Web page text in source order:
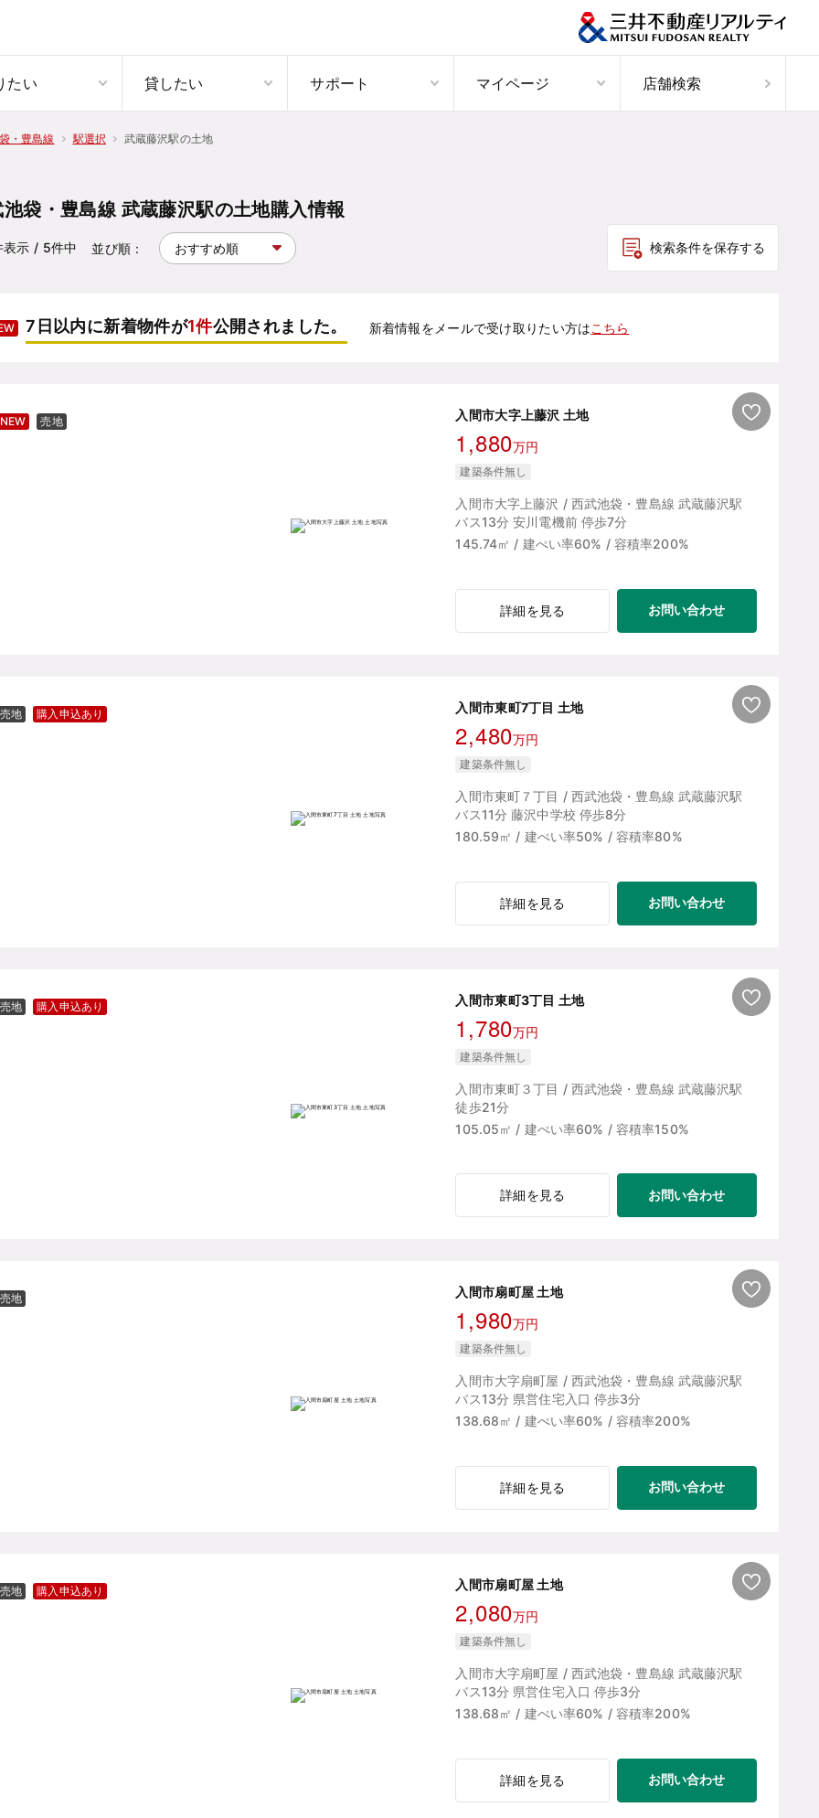
たい 貸したい サポート マイページ 店舗検索
・豊島線 駅選択 武蔵藤沢駅の土地
袋・豊島線 武蔵藤沢駅の土地購入情報
表示 / 5件中 並び順： 検索条件を保存する
7日以内に新着物件が1件公開されました。 新着情報をメールで受け取りたい方はこちら
NEW 売地 入間市大字上藤沢 土地
1,880万円
建築条件無し
入間市大字上藤沢 / 西武池袋・豊島線 武蔵藤沢駅
バス13分 安川電機前 停歩7分
145.74㎡ / 建ぺい率60% / 容積率200%
詳細を見る お問い合わせ
売地 購入申込あり 入間市東町7丁目 土地
2,480万円
建築条件無し
入間市東町７丁目 / 西武池袋・豊島線 武蔵藤沢駅
バス11分 藤沢中学校 停歩8分
180.59㎡ / 建ぺい率50% / 容積率80%
詳細を見る お問い合わせ
売地 購入申込あり 入間市東町3丁目 土地
1,780万円
建築条件無し
入間市東町３丁目 / 西武池袋・豊島線 武蔵藤沢駅
徒歩21分
105.05㎡ / 建ぺい率60% / 容積率150%
詳細を見る お問い合わせ
売地 入間市扇町屋 土地
1,980万円
建築条件無し
入間市大字扇町屋 / 西武池袋・豊島線 武蔵藤沢駅
バス13分 県営住宅入口 停歩3分
138.68㎡ / 建ぺい率60% / 容積率200%
詳細を見る お問い合わせ
売地 購入申込あり 入間市扇町屋 土地
2,080万円
建築条件無し
入間市大字扇町屋 / 西武池袋・豊島線 武蔵藤沢駅
バス13分 県営住宅入口 停歩3分
138.68㎡ / 建ぺい率60% / 容積率200%
詳細を見る お問い合わせ